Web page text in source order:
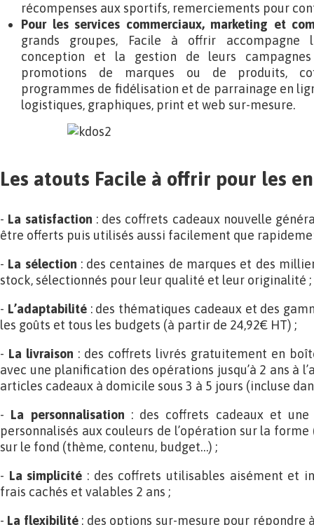
récompenses aux sportifs, remerciements pour
Pour les services commerciaux, marketing et
grands groupes, Facile à offrir accompagne
conception et la gestion de leurs campagnes
promotions de marques ou de produits,
programmes de fidélisation et de parrainage en
logistiques, graphiques, print et web sur-mesure.
Les atouts Facile à offrir pour les
- La satisfaction : des coffrets cadeaux nouvelle
être offerts puis utilisés aussi facilement que
- La sélection : des centaines de marques et des
stock, sélectionnés pour leur qualité et leur originalité ;
- L’adaptabilité: des thématiques cadeaux et des
les goûts et tous les budgets (à partir de 24,92€ HT) ;
- La livraison : des coffrets livrés gratuitement en
avec une planification des opérations jusqu’à 2 ans à
articles cadeaux à domicile sous 3 à 5 jours (incluse
- La personnalisation : des coffrets cadeaux et
personnalisés aux couleurs de l’opération sur la
sur le fond (thème, contenu, budget…) ;
- La simplicité : des coffrets utilisables aisément et
frais cachés et valables 2 ans ;
- La flexibilité: des options sur-mesure pour répondre